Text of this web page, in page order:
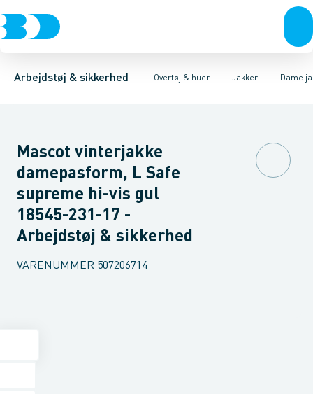
Arbejdstøj & sikkerhed Overtøj & huer
Trøjer & t-shirtsBukser Overtøj & huerUndertøj & sokkerSko
Jakker
JakkerKedeldragter & OverallsRegntøjVeste Huer & Tilbehør
Dame
Fleece & Fiberpelsjakker Softshelljakker Uforede jakker
Mascot vinterjakke
damepasform, L Safe
supreme hi-vis gul
18545-231-17 -
Arbejdstøj & sikkerhed
VARENUMMER 507206714